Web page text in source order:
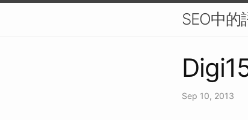
SEO中的
Sep 10, 2013